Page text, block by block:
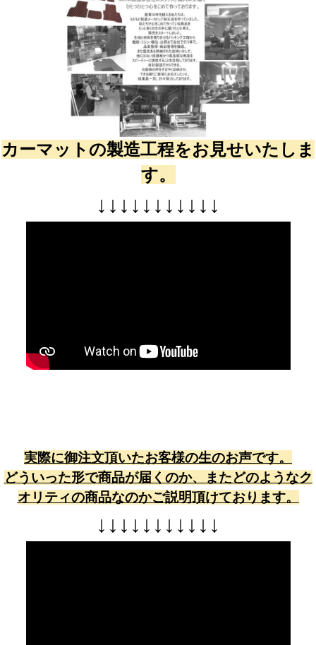
カーマットの製造工程をお見せいたしま
す。
↓ ↓ ↓ ↓ ↓ ↓ ↓ ↓ ↓ ↓ ↓
実際に御注文頂いたお客様の生のお声です。
どういった形で商品が届くのか、またどのようなク
オリティの商品なのかご説明頂けております。
↓ ↓ ↓ ↓ ↓ ↓ ↓ ↓ ↓ ↓ ↓